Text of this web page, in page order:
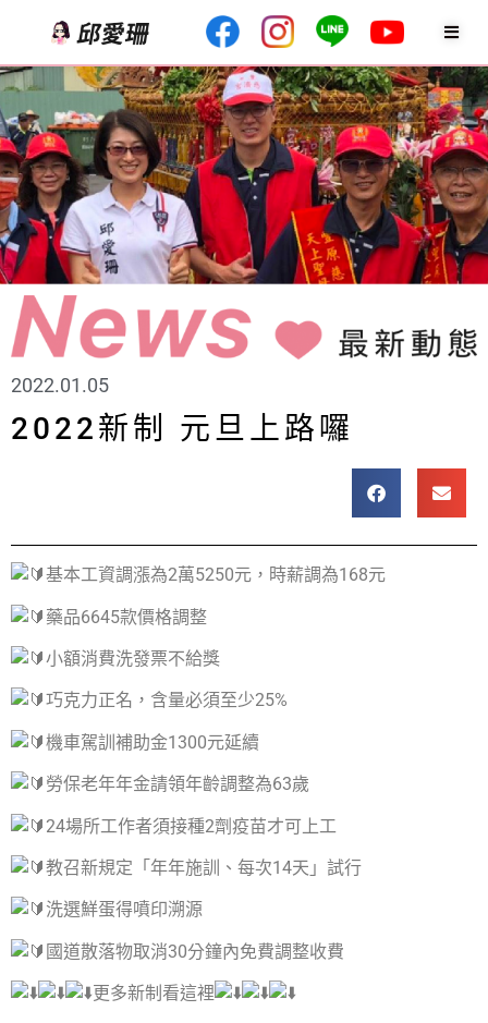
2022.01.05
2022新制 元旦上路囉
基本工資調漲為2萬5250元，時薪調為168元
藥品6645款價格調整
小額消費洗發票不給獎
巧克力正名，含量必須至少25%
機車駕訓補助金1300元延續
勞保老年年金請領年齡調整為63歲
24場所工作者須接種2劑疫苗才可上工
教召新規定「年年施訓、每次14天」試行
洗選鮮蛋得噴印溯源
國道散落物取消30分鐘內免費調整收費
更多新制看這裡